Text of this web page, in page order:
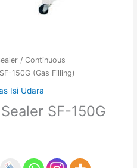
/Continuous
150G (Gas Filling)
Isi Udara
SF-150G